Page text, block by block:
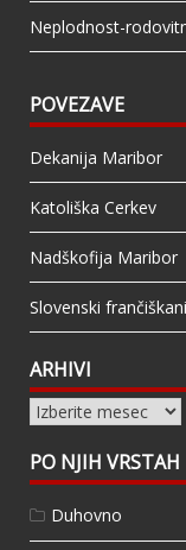
Neplodnost-
POVEZAVE
Dekanija Maribor
Katoliška Cerkev
Nadškofija Maribor
Slovenski frančiškani
ARHIVI
Arhivi
PO NJIH VRSTAH
Duhovno